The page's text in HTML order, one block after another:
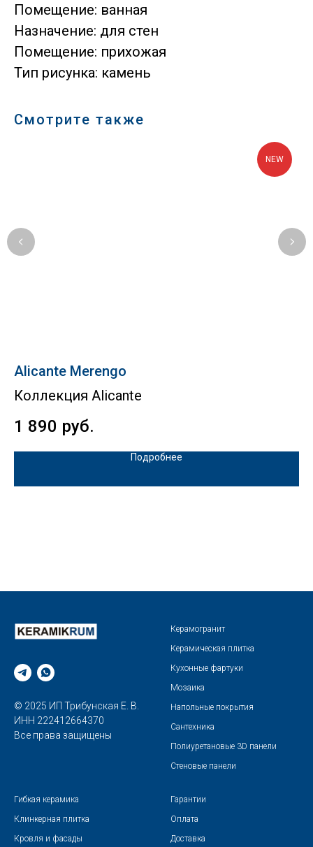
Помещение: ванная
Назначение: для стен
Помещение: прихожая
Тип рисунка: камень
Смотрите также
NEW
Alicante Merengo
Коллекция Alicante
1 890 руб.
Подробнее
© 2025 ИП Трибунская Е. В.
ИНН 222412664370
Все права защищены
Керамогранит
Керамическая плитка
Кухонные фартуки
Мозаика
Напольные покрытия
Сантехника
Полиуретановые 3D панели
Стеновые панели
Гибкая керамика
Клинкерная плитка
Кровля и фасады
Гарантии
Оплата
Доставка